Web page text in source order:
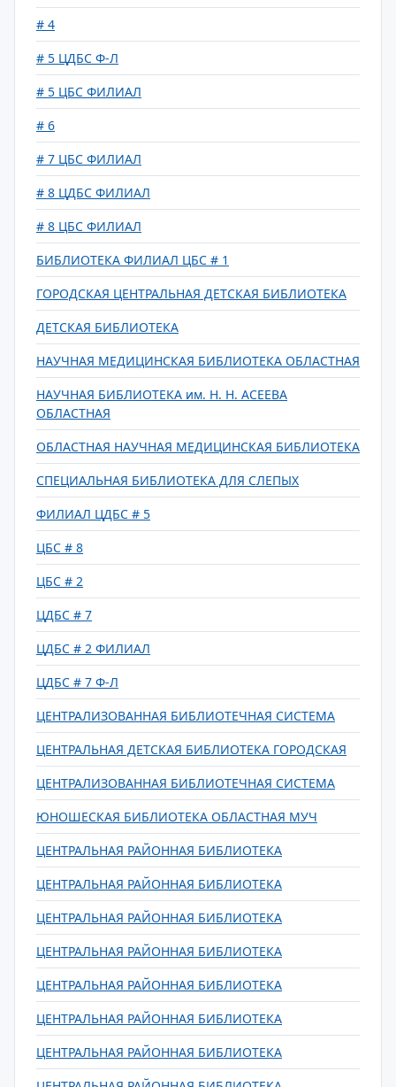
# 4
# 5 ЦДБС Ф-Л
# 5 ЦБС ФИЛИАЛ
# 6
# 7 ЦБС ФИЛИАЛ
# 8 ЦДБС ФИЛИАЛ
# 8 ЦБС ФИЛИАЛ
БИБЛИОТЕКА ФИЛИАЛ ЦБС # 1
ГОРОДСКАЯ ЦЕНТРАЛЬНАЯ ДЕТСКАЯ БИБЛИОТЕКА
ДЕТСКАЯ БИБЛИОТЕКА
НАУЧНАЯ МЕДИЦИНСКАЯ БИБЛИОТЕКА ОБЛАСТНАЯ
НАУЧНАЯ БИБЛИОТЕКА им. Н. Н. АСЕЕВА
ОБЛАСТНАЯ
ОБЛАСТНАЯ НАУЧНАЯ МЕДИЦИНСКАЯ БИБЛИОТЕКА
СПЕЦИАЛЬНАЯ БИБЛИОТЕКА ДЛЯ СЛЕПЫХ
ФИЛИАЛ ЦДБС # 5
ЦБС # 8
ЦБС # 2
ЦДБС # 7
ЦДБС # 2 ФИЛИАЛ
ЦДБС # 7 Ф-Л
ЦЕНТРАЛИЗОВАННАЯ БИБЛИОТЕЧНАЯ СИСТЕМА
ЦЕНТРАЛЬНАЯ ДЕТСКАЯ БИБЛИОТЕКА ГОРОДСКАЯ
ЦЕНТРАЛИЗОВАННАЯ БИБЛИОТЕЧНАЯ СИСТЕМА
ЮНОШЕСКАЯ БИБЛИОТЕКА ОБЛАСТНАЯ МУЧ
ЦЕНТРАЛЬНАЯ РАЙОННАЯ БИБЛИОТЕКА
ЦЕНТРАЛЬНАЯ РАЙОННАЯ БИБЛИОТЕКА
ЦЕНТРАЛЬНАЯ РАЙОННАЯ БИБЛИОТЕКА
ЦЕНТРАЛЬНАЯ РАЙОННАЯ БИБЛИОТЕКА
ЦЕНТРАЛЬНАЯ РАЙОННАЯ БИБЛИОТЕКА
ЦЕНТРАЛЬНАЯ РАЙОННАЯ БИБЛИОТЕКА
ЦЕНТРАЛЬНАЯ РАЙОННАЯ БИБЛИОТЕКА